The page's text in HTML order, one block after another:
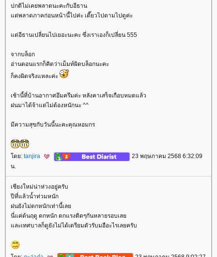
ปกติไม่เคยพลาดนะคะกับอีธาน
ต่พลาดภาคก่อนหน้านี้ไปค่ะ เดี๊ยวไปตามไปดูค่ะ
ต่อีธานเปลี่ยนไปเยอะนะคะ ซึ่งเราเองก็เปลี่ยน 555
จากบล็อก
อ่านตอนแรกก็คิดว่าเม็มท์ผิดบล็อกนะคะ
ก็คงผิดจริงแหละค่ะ
เช้านี้ที่บ้านอากาศอึมครึมค่ะ หลังคาเสร็จเกือบหมดแล้ว
ฝนมาได้จ้าแต่ไม่ต้องหนักนะ ^^
มีความสุขกับวันนี้นะคะคุณหอมกร
ดย: tanjira
23 พฤษภาคม 2568 6:32:09
น.
เชียงใหม่น่าห่วงอยู่ครับ
ปีที่แล้วน้ำท่วมหนัก
ฝนยังไม่ตกหนักเท่านี้เล
นี่แค่ต้นฤดู ตกหนัก ตกแรงติดๆกันหลายรอบเล
ละเทศบาลก็ดูยังไม่ได้เตรียมตัวรับมอือะไรเลยครับ